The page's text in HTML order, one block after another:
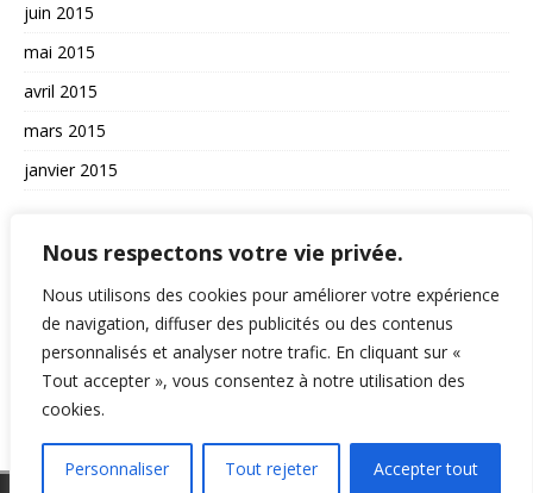
Nous respectons votre vie privée.
Nous utilisons des cookies pour améliorer votre expérience
de navigation, diffuser des publicités ou des contenus
personnalisés et analyser notre trafic. En cliquant sur «
Tout accepter », vous consentez à notre utilisation des
cookies.
Personnaliser Tout rejeter Accepter tout
juin 2015
mai 2015
avril 2015
mars 2015
janvier 2015
La vie du site
A propos et contact
Politique de confidentialité
RSS